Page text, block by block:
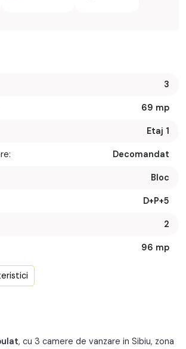
3
69 mp
Etaj 1
Decomandat
Bloc
D+P+5
2
96 mp
1
, cu 3 camere de vanzare in Sibiu, zona